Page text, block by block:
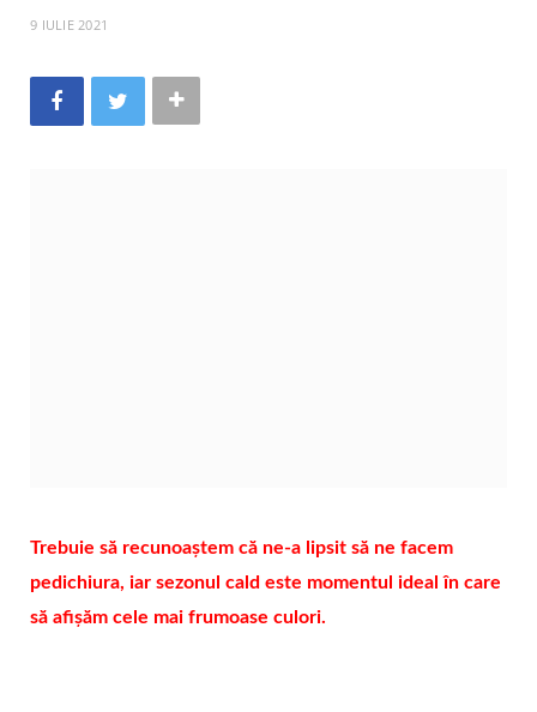
9 IULIE 2021
Trebuie să recunoaștem că ne-a lipsit să ne facem
pedichiura, iar sezonul cald este momentul ideal în care
să afișăm cele mai frumoase culori.